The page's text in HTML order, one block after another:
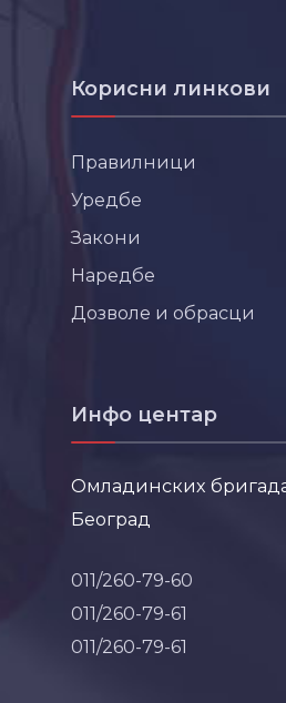
Корисни линкови
Правилници
Уредбе
Закони
Наредбе
Дозволе и обрасци
Инфо центар
Омладинских бригада
Београд
011/260-79-60
011/260-79-61
011/260-79-61